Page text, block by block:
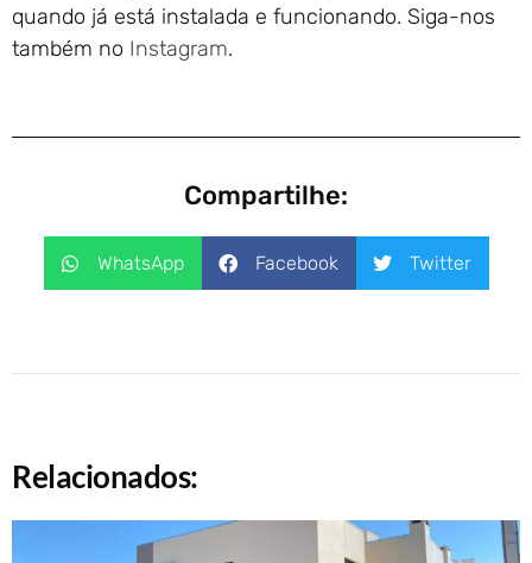
quando já está instalada e funcionando. Siga-nos
também no Instagram.
Compartilhe:
WhatsApp Facebook Twitter
Relacionados: